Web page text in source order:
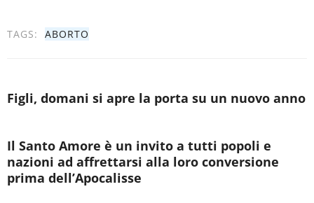
TAGS: ABORTO
Figli, domani si apre la porta su un nuovo anno
Il Santo Amore è un invito a tutti popoli e
nazioni ad affrettarsi alla loro conversione
prima dell’Apocalisse